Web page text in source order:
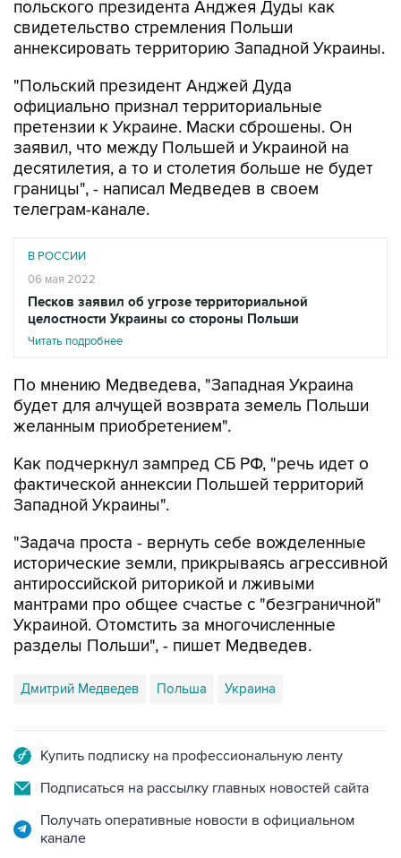
польского президента Анджея Дуды как
свидетельство стремления Польши
аннексировать территорию Западной Украины.
"Польский президент Анджей Дуда
официально признал территориальные
претензии к Украине. Маски сброшены. Он
заявил, что между Польшей и Украиной на
десятилетия, а то и столетия больше не будет
границы", - написал Медведев в своем
телеграм-канале.
В РОССИИ
06 мая 2022
Песков заявил об угрозе территориальной
целостности Украины со стороны Польши
Читать подробнее
По мнению Медведева, "Западная Украина
будет для алчущей возврата земель Польши
желанным приобретением".
Как подчеркнул зампред СБ РФ, "речь идет о
фактической аннексии Польшей территорий
Западной Украины".
"Задача проста - вернуть себе вожделенные
исторические земли, прикрываясь агрессивной
антироссийской риторикой и лживыми
мантрами про общее счастье с "безграничной"
Украиной. Отомстить за многочисленные
разделы Польши", - пишет Медведев.
Дмитрий Медведев Польша Украина
Купить подписку на профессиональную ленту
Подписаться на рассылку главных новостей сайта
Получать оперативные новости в официальном
канале